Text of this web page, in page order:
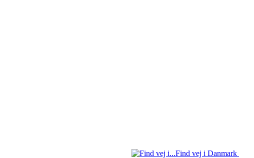
Find vej i Danmark